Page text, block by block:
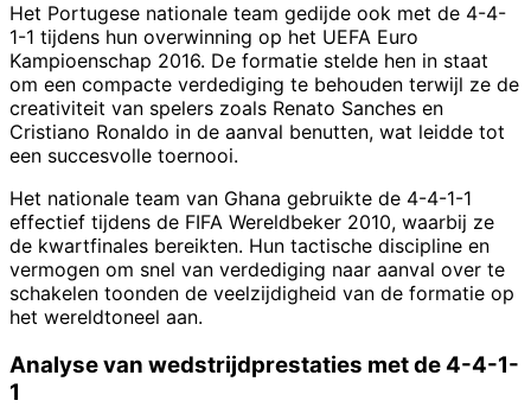
Het Portugese nationale team gedijde ook met de 4-4-
1-1 tijdens hun overwinning op het UEFA Euro
Kampioenschap 2016. De formatie stelde hen in staat
om een compacte verdediging te behouden terwijl ze de
creativiteit van spelers zoals Renato Sanches en
Cristiano Ronaldo in de aanval benutten, wat leidde tot
een succesvolle toernooi.
Het nationale team van Ghana gebruikte de 4-4-1-1
effectief tijdens de FIFA Wereldbeker 2010, waarbij ze
de kwartfinales bereikten. Hun tactische discipline en
vermogen om snel van verdediging naar aanval over te
schakelen toonden de veelzijdigheid van de formatie op
het wereldtoneel aan.
Analyse van wedstrijdprestaties met de 4-4-1-
1